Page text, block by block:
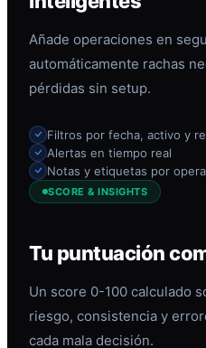
Añade operaciones en
automáticamente rachas
pérdidas sin setup.
Filtros por fecha, activo y
Alertas en tiempo real
Notas y etiquetas por
SCORE & INSIGHTS
Tu puntuación
Un score 0-100 calculado
riesgo, consistencia y
cada mala decisión.